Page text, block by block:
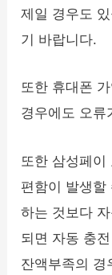
제일 경우도
기 바랍니다.
또한 휴대폰
경우에도 오류
또한 삼성페이
편함이 발생할
하는 것보다
되면 자동 충
잔액부족의 경